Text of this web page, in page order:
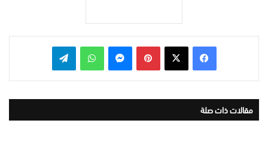
بينتيريست واتساب
مقالات ذات صلة